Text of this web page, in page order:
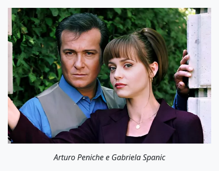
Arturo Peniche e Gabriela Spanic